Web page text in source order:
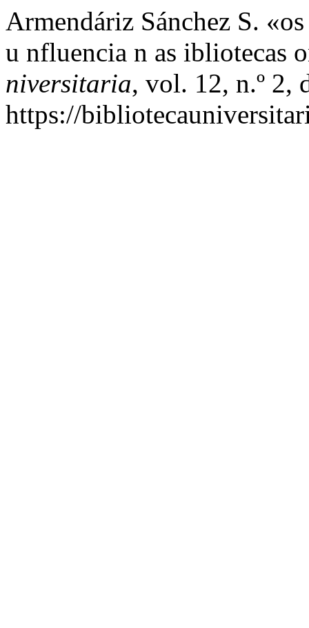
Armendáriz Sánchez S.
u nfluencia n as ibliotecas
niversitaria, vol. 12, n.º 2,
https://